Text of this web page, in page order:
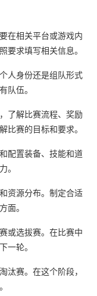
在相关平台或游戏内
要求填写相关信息。
人身份还是组队形式
队伍。
了解比赛流程、奖励
比赛的目标和要求。
配置装备、技能和道
。
资源分布。制定合适
面。
或选拔赛。在比赛中
一轮。
汰赛。在这个阶段，